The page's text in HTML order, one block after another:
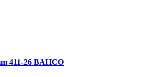
411-26 BAHCO